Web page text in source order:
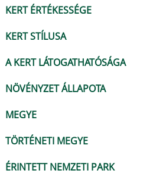
KERT ÉRTÉKESSÉGE
KERT STÍLUSA
A KERT LÁTOGATHATÓSÁGA
NÖVÉNYZET ÁLLAPOTA
MEGYE
TÖRTÉNETI MEGYE
ÉRINTETT NEMZETI PARK